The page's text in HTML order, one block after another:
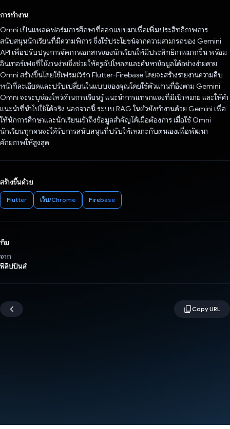
การทำงาน
Omni เป็นแพลตฟอร์มการศึกษาที่ออกแบบมาเพื่อเพิ่มประสิทธิภาพการ
สนับสนุนนักเรียนที่มีความพิการ ซึ่งใช้ประโยชน์จากความสามารถของ Gemini
API เพื่อปรับปรุงการจัดการเอกสารของนักเรียนให้มีประสิทธิภาพมากขึ้น พร้อม
อินเทอร์เฟซที่ใช้งานง่ายซึ่งช่วยให้ครูอัปโหลดและค้นหาข้อมูลได้อย่างง่ายดาย
Omni สร้างขึ้นโดยใช้เฟรมเวิร์ก Flutter-Firebase โดยจะสร้างรายงานความคืบ
หน้าที่ละเอียดและปรับเปลี่ยนในแบบของคุณโดยใช้ตัวแทนที่อิงตาม Gemini
Omni จะระบุช่องโหว่ด้านการเรียนรู้ แนะนําการแทรกแซงที่มีเป้าหมาย และให้คํา
แนะนําที่นําไปใช้ได้จริง นอกจากนี้ ระบบ RAG ในตัวยังทำงานด้วย Gemini เพื่อ
ให้นักการศึกษาและนักเรียนเข้าถึงข้อมูลสำคัญได้เมื่อต้องการ เมื่อใช้ Omni
นักเรียนทุกคนจะได้รับการสนับสนุนที่ปรับให้เหมาะกับตนเองเพื่อพัฒนา
ศักยภาพให้สูงสุด
สร้างขึ้นด้วย
Flutter เว็บ/Chrome Firebase
ทีม
จาก
ฟิลิปปินส์